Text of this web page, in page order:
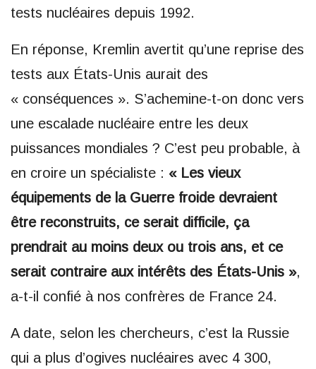
tests nucléaires depuis 1992.
En réponse, Kremlin avertit qu’une reprise des
tests aux États-Unis aurait des
« conséquences ». S’achemine-t-on donc vers
une escalade nucléaire entre les deux
puissances mondiales ? C’est peu probable, à
en croire un spécialiste : « Les vieux
équipements de la Guerre froide devraient
être reconstruits, ce serait difficile, ça
prendrait au moins deux ou trois ans, et ce
serait contraire aux intérêts des États-Unis »,
a-t-il confié à nos confrères de France 24.
A date, selon les chercheurs, c’est la Russie
qui a plus d’ogives nucléaires avec 4 300,